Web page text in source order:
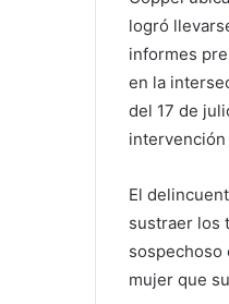
logró
informes
en la
del 17 de
intervención
El
sustraer los
sospechoso
mujer que